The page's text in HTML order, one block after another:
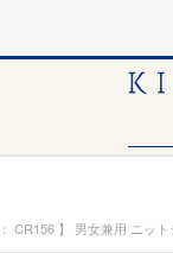
CR156 】 男女兼用 ニッ